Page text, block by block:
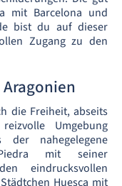
mit Barcelona und
bist du auf dieser
Zugang zu den
die Freiheit, abseits
Umgebung
nahegelegene
mit seiner
eindrucksvollen
Huesca mit